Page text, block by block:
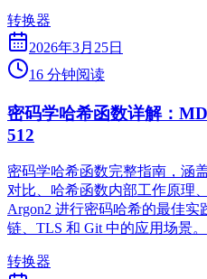
转换器
2026年3月25日
16 分钟阅读
密码学哈希函数详解：
512
密码学哈希函数完整指南，涵
对比、哈希函数内部工作原理
Argon2 进行密码哈希的最佳
链、TLS 和 Git 中的应用场景。
转换器